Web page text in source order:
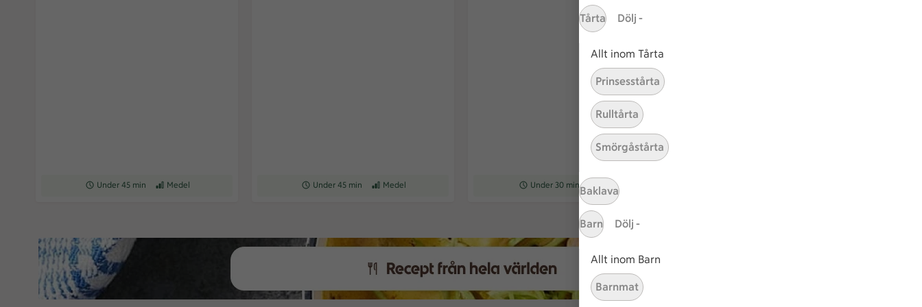
Tårta Dölj -
Allt inom Tårta
Prinsesstårta
Rulltårta
Smörgåstårta
Baklava
Barn Dölj -
Allt inom Barn
Barnmat
Receptet tar Under 45 min att tillaga
Under 45 min Receptet har Medel svårighetsgrad
Medel Receptet tar Under 45 min att tillaga
Under 45 min Receptet har Medel svårighetsgrad
Medel Receptet tar Under 30 min att tillaga
Under 30 min Receptet har Enkel svårighetsgrad
Enkel